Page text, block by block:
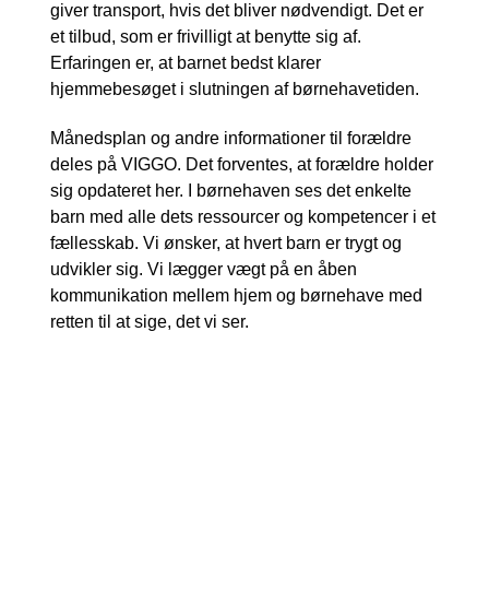
giver transport, hvis det bliver nødvendigt. Det er
et tilbud, som er frivilligt at benytte sig af.
Erfaringen er, at barnet bedst klarer
hjemmebesøget i slutningen af børnehavetiden.
Månedsplan og andre informationer til forældre
deles på VIGGO. Det forventes, at forældre holder
sig opdateret her. I børnehaven ses det enkelte
barn med alle dets ressourcer og kompetencer i et
fællesskab. Vi ønsker, at hvert barn er trygt og
udvikler sig. Vi lægger vægt på en åben
kommunikation mellem hjem og børnehave med
retten til at sige, det vi ser.